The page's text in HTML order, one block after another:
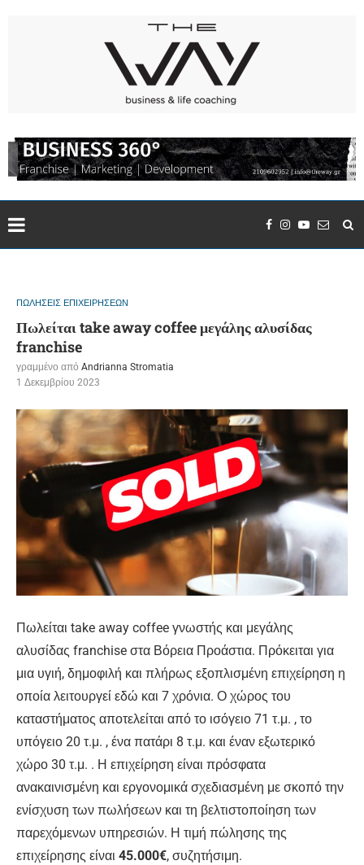
ΠΩΛΗΣΕΙΣ ΕΠΙΧΕΙΡΗΣΕΩΝ
Πωλείται take away coffee μεγάλης αλυσίδας
franchise
γραμμένο από Andrianna Stromatia
1 Δεκεμβρίου 2023
Πωλείται take away coffee γνωστής και μεγάλης
αλυσίδας franchise στα Βόρεια Προάστια. Πρόκειται για
μια υγιή, δημοφιλή και πλήρως εξοπλισμένη επιχείρηση η
οποία λειτουργεί εδώ και 7 χρόνια. Ο χώρος του
καταστήματος αποτελείται από το ισόγειο 71 τ.μ. , το
υπόγειο 20 τ.μ. , ένα πατάρι 8 τ.μ. και έναν εξωτερικό
χώρο 30 τ.μ. . Η επιχείρηση είναι πρόσφατα
ανακαινισμένη και εργονομικά σχεδιασμένη με σκοπό την
ενίσχυση των πωλήσεων και τη βελτιστοποίηση των
παρεχόμενων υπηρεσιών. Η τιμή πώλησης της
επιχείρησης είναι 45.000€, συζητήσιμη.